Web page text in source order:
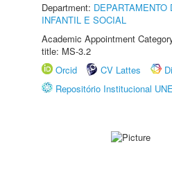
Department: DEPARTAMENTO
INFANTIL E SOCIAL
Academic Appointment
title: MS-3.2
Orcid
CV Lattes
Repositório Institucional